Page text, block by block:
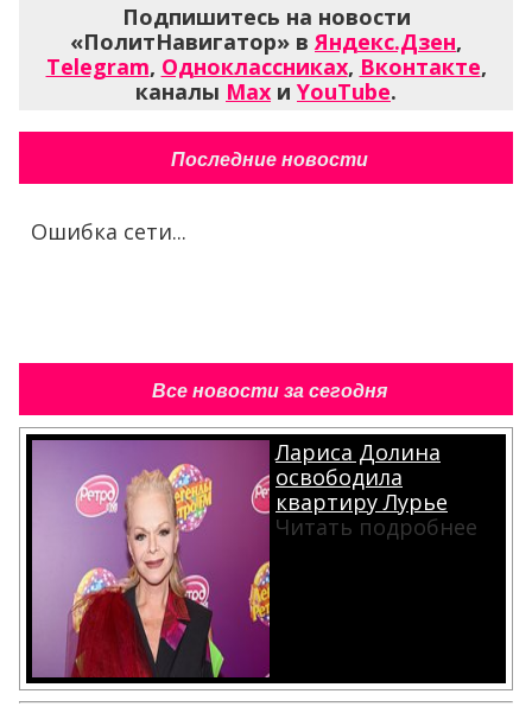
Подпишитесь на новости
«ПолитНавигатор» вЯндекс.Дзен,
Telegram, Одноклассниках, Вконтакте,
каналы Max и YouTube.
Последние новости
Ошибка сети...
Все новости за сегодня
Лариса Долина
освободила
квартиру Лурье
Читать подробнее